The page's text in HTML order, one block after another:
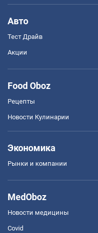
Авто
Тест Драйв
Акции
Food Oboz
Рецепты
Новости Кулинарии
Экономика
Рынки и компании
MedOboz
Новости медицины
Covid